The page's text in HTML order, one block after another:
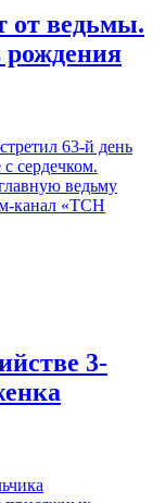
от ведьмы.
рождения
63-й день
сердечком.
ведьму
канал «ТСН
3-